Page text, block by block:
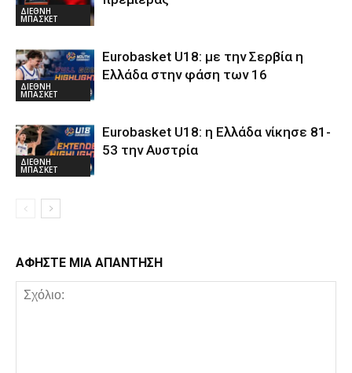
ΔΙΕΘΝΗ
ΜΠΑΣΚΕΤ
ΔΙΕΘΝΗ
ΜΠΑΣΚΕΤ
Eurobasket U18: με την Σερβία η
Ελλάδα στην φάση των 16
ΔΙΕΘΝΗ
ΜΠΑΣΚΕΤ
Eurobasket U18: η Ελλάδα νίκησε 81-
53 την Αυστρία
ΑΦΗΣΤΕ ΜΙΑ ΑΠΑΝΤΗΣΗ